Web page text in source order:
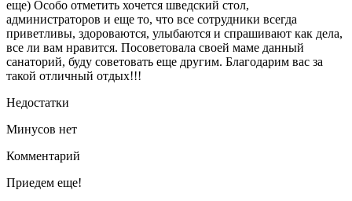
еще) Особо отметить хочется шведский стол,
администраторов и еще то, что все сотрудники всегда
приветливы, здороваются, улыбаются и спрашивают как дела,
все ли вам нравится. Посоветовала своей маме данный
санаторий, буду советовать еще другим. Благодарим вас за
такой отличный отдых!!!
Недостатки
Минусов нет
Комментарий
Приедем еще!